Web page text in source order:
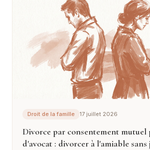
Droit de la famille 17 juillet 2026
Divorce par consentement mutuel
d'avocat : divorcer à l'amiable sans